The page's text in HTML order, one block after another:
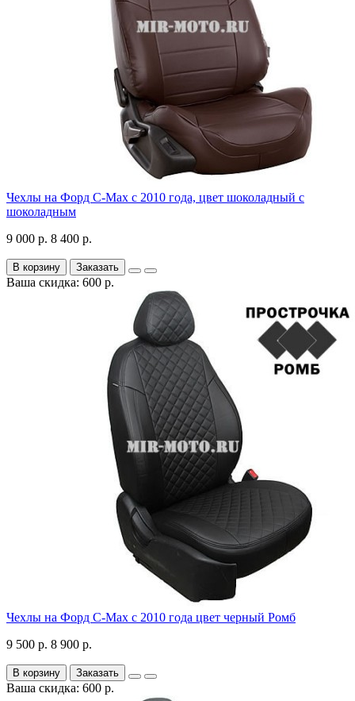
Чехлы на Форд C-Max с 2010 года, цвет шоколадный с
шоколадным
9 000 р. 8 400 р.
В корзину Заказать
Ваша скидка: 600 р.
Чехлы на Форд C-Max с 2010 года цвет черный Ромб
9 500 р. 8 900 р.
В корзину Заказать
Ваша скидка: 600 р.